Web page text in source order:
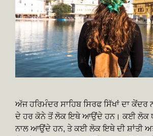
ਅੱਜ ਹਰਿਮੰਦਰ ਸਾਹਿਬ ਸਿਰਫ ਸਿੱਖਾਂ ਦਾ ਕੇਂਦਰ
ਦੇ ਹਰ ਕੋਨੇ ਤੋਂ ਲੋਕ ਇਥੇ ਆਉਂਦੇ ਹਨ। ਕਈ ਲੋਕ
ਨਾਲ ਆਉਂਦੇ ਹਨ, ਤੇ ਕਈ ਲੋਕ ਇਥੇ ਦੀ ਸ਼ਾਂਤੀ